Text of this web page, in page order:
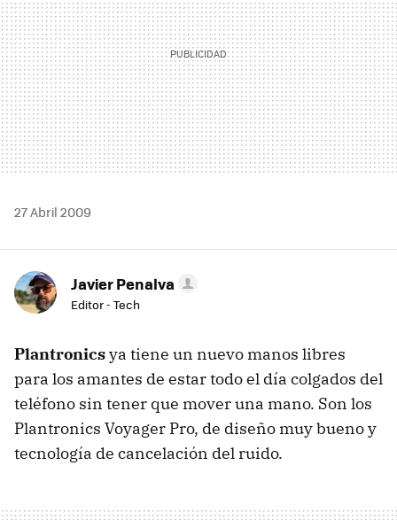
27 Abril 2009
Javier Penalva
Editor - Tech
Plantronicsya tiene un nuevo manos libres
para los amantes de estar todo el día colgados del
teléfono sin tener que mover una mano. Son los
Plantronics Voyager Pro, de diseño muy bueno y
tecnología de cancelación del ruido.